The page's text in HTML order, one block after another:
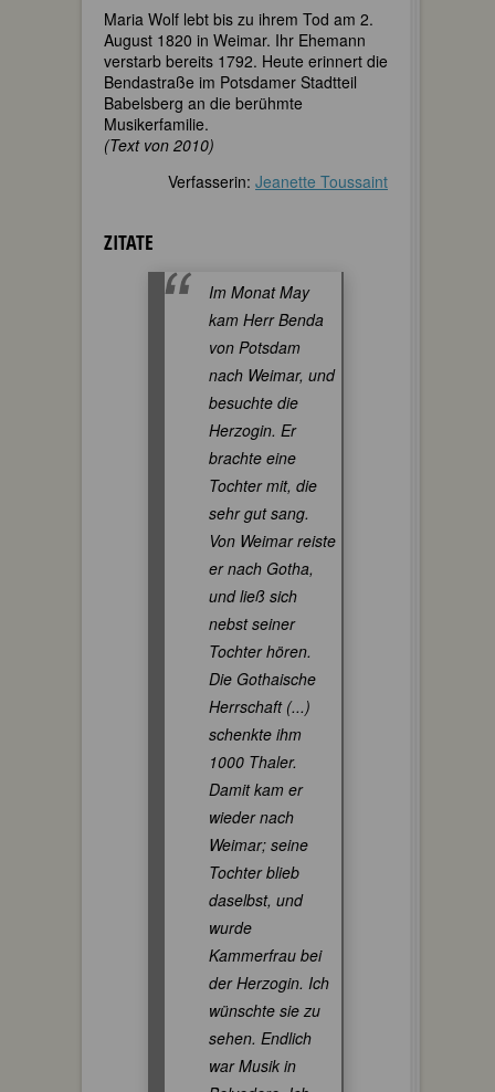
Maria Wolf lebt bis zu ihrem Tod am 2.
August 1820 in Weimar. Ihr Ehemann
verstarb bereits 1792. Heute erinnert die
Bendastraße im Potsdamer Stadtteil
Babelsberg an die berühmte
Musikerfamilie.
(Text von 2010)
Verfasserin: Jeanette Toussaint
ZITATE
Im Monat May
kam Herr Benda
von Potsdam
nach Weimar, und
besuchte die
Herzogin. Er
brachte eine
Tochter mit, die
sehr gut sang.
Von Weimar reiste
er nach Gotha,
und ließ sich
nebst seiner
Tochter hören.
Die Gothaische
Herrschaft (...)
schenkte ihm
1000 Thaler.
Damit kam er
wieder nach
Weimar; seine
Tochter blieb
daselbst, und
wurde
Kammerfrau bei
der Herzogin. Ich
wünschte sie zu
sehen. Endlich
war Musik in